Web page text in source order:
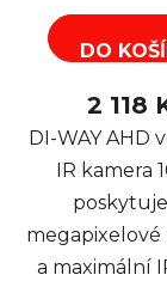
DO
2 118
DI-WAY AHD
IR kamera
megapixelové
a maximální